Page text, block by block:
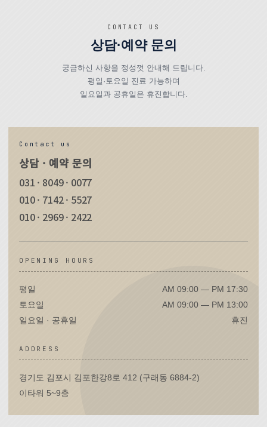
CONTACT US
상담·예약 문의
궁금하신 사항을 정성껏 안내해 드립니다.
평일·토요일 진료 가능하며
일요일과 공휴일은 휴진합니다.
Contact us
상담 · 예약 문의
031 · 8049 · 0077
010 · 7142 · 5527
010 · 2969 · 2422
OPENING HOURS
평일
AM 09:00 — PM 17:30
토요일
AM 09:00 — PM 13:00
일요일 · 공휴일
휴진
ADDRESS
경기도 김포시 김포한강8로 412 (구래동 6884-2)
이타워 5~9층